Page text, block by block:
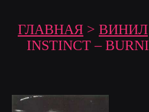
ГЛАВНАЯ > ВИНИЛ
INSTINCT –